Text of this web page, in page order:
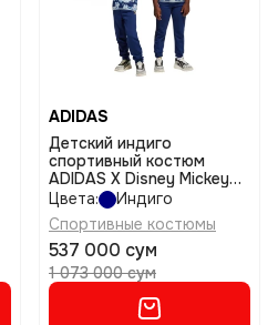
ADIDAS
Детский индиго
спортивный костюм
ADIDAS X Disney Mickey
Mouse Joggers Set Kids
размер 128
Цвета:
Индиго
Спортивные костюмы
537 000 сум
1 073 000 сум